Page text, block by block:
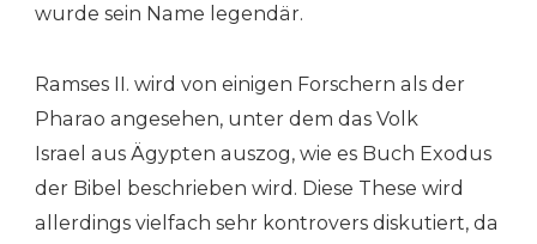
wurde sein Name legendär.
Ramses II. wird von einigen Forschern als der
Pharao angesehen, unter dem das Volk
Israel aus Ägypten auszog, wie es Buch Exodus
der Bibel beschrieben wird. Diese These wird
allerdings vielfach sehr kontrovers diskutiert, da